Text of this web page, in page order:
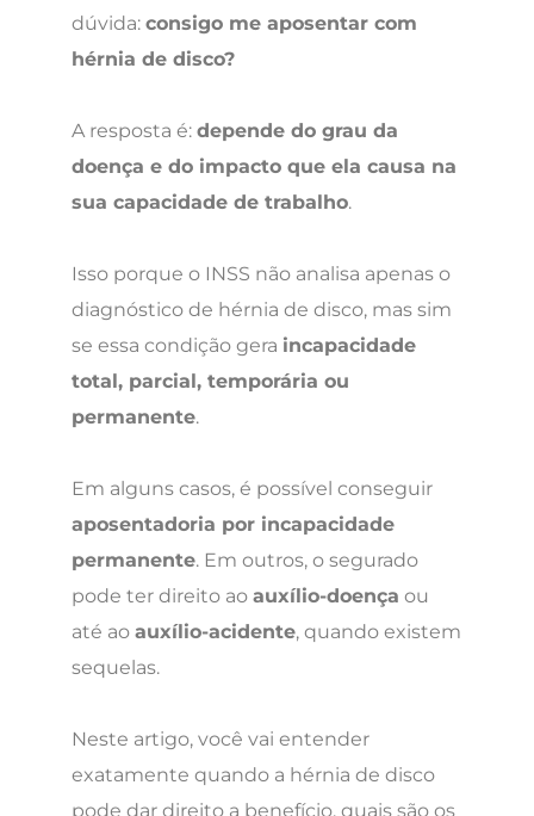
dúvida: consigo me aposentar com
hérnia de disco?
A resposta é: depende do grau da
doença e do impacto que ela causa na
sua capacidade de trabalho.
Isso porque o INSS não analisa apenas o
diagnóstico de hérnia de disco, mas sim
se essa condição gera incapacidade
total, parcial, temporária ou
permanente.
Em alguns casos, é possível conseguir
aposentadoria por incapacidade
permanente. Em outros, o segurado
pode ter direito ao auxílio-doença ou
até ao auxílio-acidente, quando existem
sequelas.
Neste artigo, você vai entender
exatamente quando a hérnia de disco
pode dar direito a benefício, quais são os